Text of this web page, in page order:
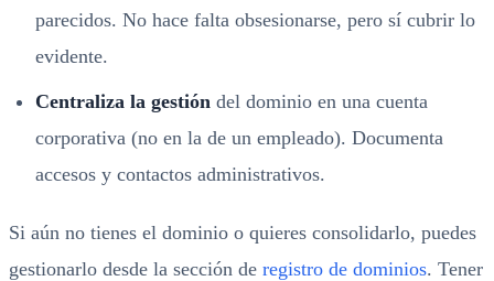
parecidos. No hace falta obsesionarse, pero sí cubrir lo
evidente.
Centraliza la gestión del dominio en una cuenta
corporativa (no en la de un empleado). Documenta
accesos y contactos administrativos.
Si aún no tienes el dominio o quieres consolidarlo, puedes
gestionarlo desde la sección de registro de dominios. Tener